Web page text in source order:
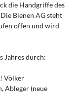
die Handgriffe des
Bienen AG steht
offen und wird
Jahres durch:
Völker
Ableger (neue